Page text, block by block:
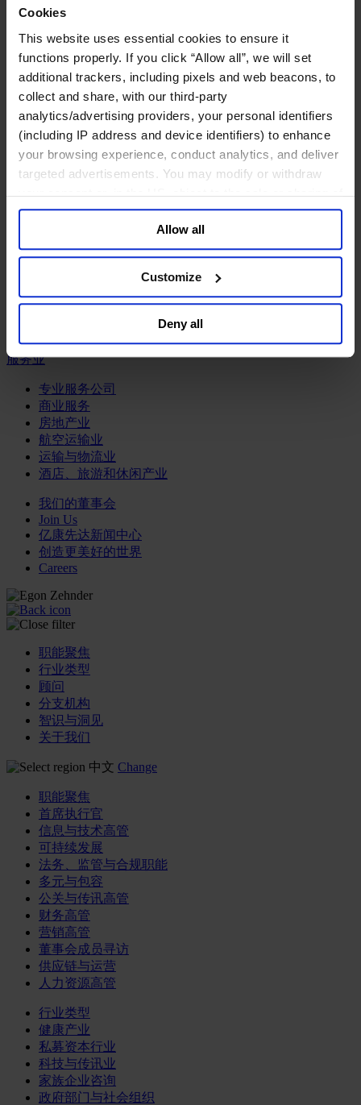
Cookies
This website uses essential cookies to ensure it
functions properly. If you click “Allow all”, we will set
additional trackers, including pixels and web beacons, to
collect and share, with our third-party
analytics/advertising providers, your personal identifiers
(including IP address and device identifiers) to enhance
your browsing experience, conduct analytics, and deliver
targeted advertisements. You may modify or withdraw
your consent or, in the US, object to the sale or sharing of
your data for targeted advertising, by clicking “Do Not
Sell or Share My Personal Information” in the footer of
the website. You must opt-out of each device and each
browser. For additional information and retention terms
general collection and use of personal information see
Allow all
Customize
Deny all
化工与过程工业咨询团队
汽车与交通设备
能源业
金属与矿业
金融服务业
主权财富基金
保险业
基础设施
投资银行、企业银行与金融市场
数字化资产、加密货币与Web 3行业
财富管理
金融科技
服务业
专业服务公司
商业服务
房地产业
航空运输业
运输与物流业
酒店、旅游和休闲产业
我们的董事会
Join Us
亿康先达新闻中心
创造更美好的世界
Careers
职能聚焦
行业类型
顾问
分支机构
智识与洞见
关于我们
中文 Change
职能聚焦
首席执行官
信息与技术高管
可持续发展
法务、监管与合规职能
多元与包容
公关与传讯高管
财务高管
营销高管
董事会成员寻访
供应链与运营
人力资源高管
行业类型
健康产业
私募资本行业
科技与传讯业
家族企业咨询
政府部门与社会组织